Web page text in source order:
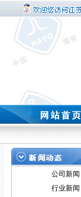
公司新闻
行业新闻